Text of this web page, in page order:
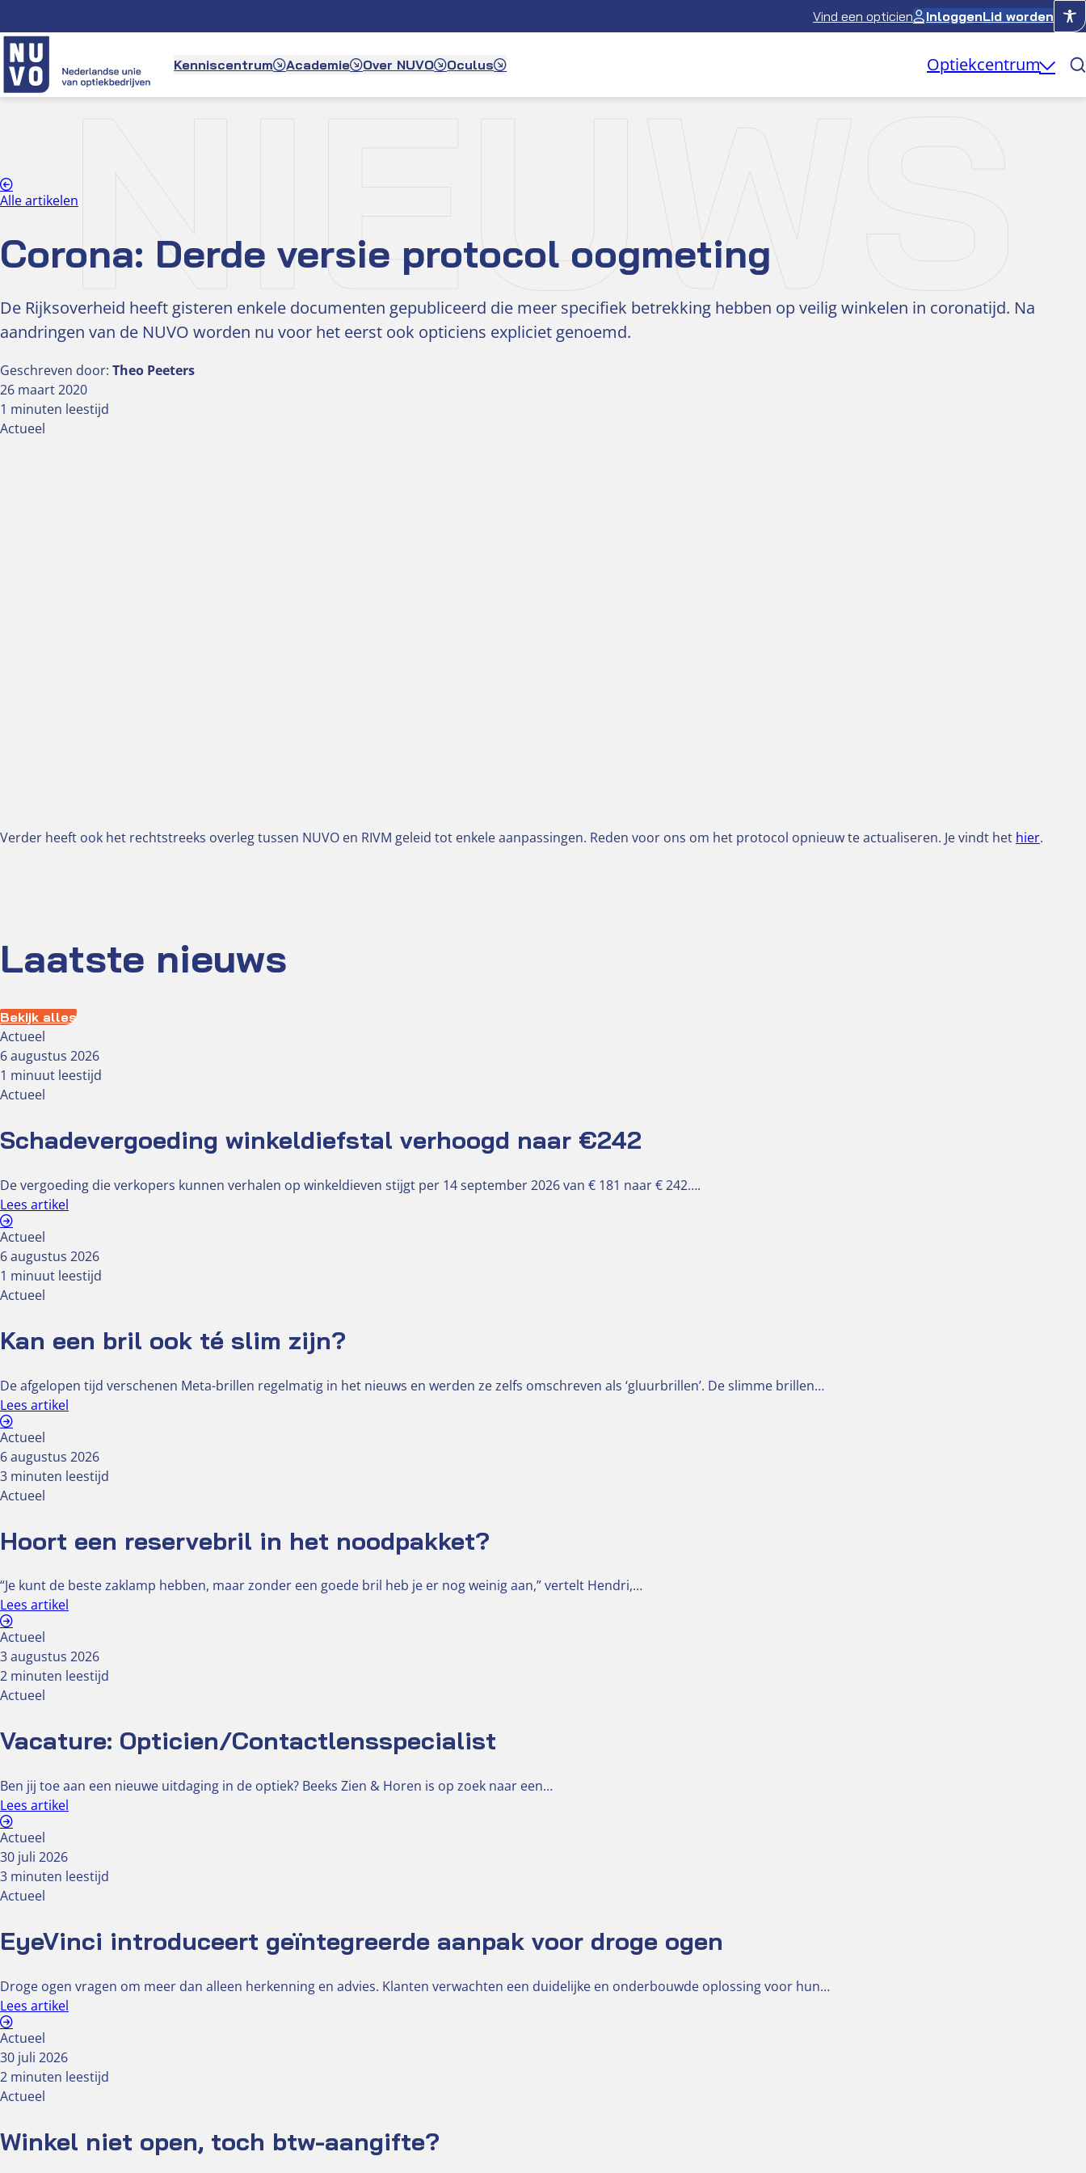
naar
de
inhoud
Vind een opticien InloggenLid worden
Kenniscentrum Academie Over NUVO Oculus Optiekcentrum
NIEUWS
Alle artikelen
Corona: Derde versie protocol oogmeting
De Rijksoverheid heeft gisteren enkele documenten gepubliceerd die meer specifiek betrekking hebben op veilig winkelen in coronatijd. Na
aandringen van de NUVO worden nu voor het eerst ook opticiens expliciet genoemd.
Geschreven door: Theo Peeters
26 maart 2020
1 minuten leestijd
Actueel
Verder heeft ook het rechtstreeks overleg tussen NUVO en RIVM geleid tot enkele aanpassingen. Reden voor ons om het protocol opnieuw te actualiseren. Je vindt het hier.
Laatste nieuws
Bekijk alles
Actueel
6 augustus 2026
1 minuut leestijd
Actueel
Schadevergoeding winkeldiefstal verhoogd naar €242
De vergoeding die verkopers kunnen verhalen op winkeldieven stijgt per 14 september 2026 van € 181 naar € 242….
Lees artikel
Actueel
6 augustus 2026
1 minuut leestijd
Actueel
Kan een bril ook té slim zijn?
De afgelopen tijd verschenen Meta-brillen regelmatig in het nieuws en werden ze zelfs omschreven als ‘gluurbrillen’. De slimme brillen…
Lees artikel
Actueel
6 augustus 2026
3 minuten leestijd
Actueel
Hoort een reservebril in het noodpakket?
“Je kunt de beste zaklamp hebben, maar zonder een goede bril heb je er nog weinig aan,” vertelt Hendri,…
Lees artikel
Actueel
3 augustus 2026
2 minuten leestijd
Actueel
Vacature: Opticien/Contactlensspecialist
Ben jij toe aan een nieuwe uitdaging in de optiek? Beeks Zien & Horen is op zoek naar een…
Lees artikel
Actueel
30 juli 2026
3 minuten leestijd
Actueel
EyeVinci introduceert geïntegreerde aanpak voor droge ogen
Droge ogen vragen om meer dan alleen herkenning en advies. Klanten verwachten een duidelijke en onderbouwde oplossing voor hun…
Lees artikel
Actueel
30 juli 2026
2 minuten leestijd
Actueel
Winkel niet open, toch btw-aangifte?